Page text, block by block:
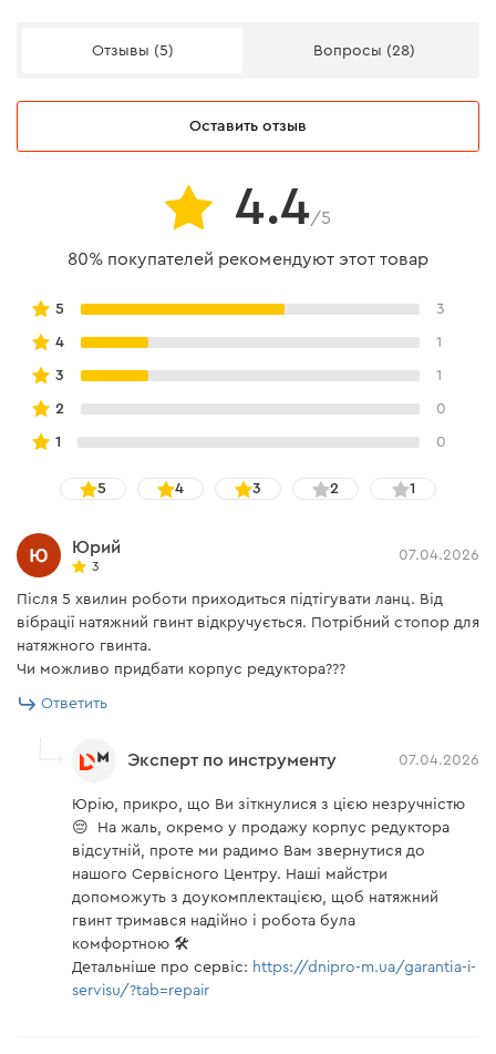
Особенности конструкции
Представляет собой современный образец пилы,
Насадка быстро и просто устанавливается прямо на
мотокосу.
Комплектация
В комплекте прилагается масляный бачок с
автоматической подачей масла на цепь и шину, что
значительно упрощает эксплуатацию.
Отзывы (5) Вопросы (28)
Оставить отзыв
4.4/5
80% покупателей рекомендуют этот товар
5 3
4 1
3 1
2 0
1 0
5 4 3 2 1
Юрий
3
07.04.2026
Після 5 хвилин роботи приходиться підтігувати ланц. Від
вібрації натяжний гвинт відкручується. Потрібний стопор для
натяжного гвинта.
Чи можливо придбати корпус редуктора???
Ответить
Эксперт по инструменту 07.04.2026
Юрію, прикро, що Ви зіткнулися з цією незручністю
😔 На жаль, окремо у продажу корпус редуктора
відсутній, проте ми радимо Вам звернутися до
нашого Сервісного Центру. Наші майстри
допоможуть з доукомплектацією, щоб натяжний
гвинт тримався надійно і робота була
комфортною 🛠️
Детальніше про сервіс: https://dnipro-m.ua/garantia-i-
servisu/?tab=repair